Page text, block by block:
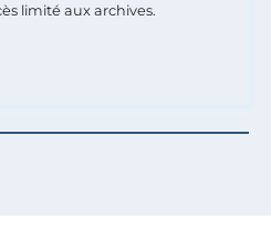
limité aux archives.